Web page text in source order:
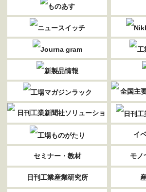
イ
セミナー・教材 モノ
日刊工業産業研究所